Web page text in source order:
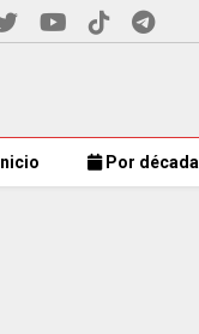
Inicio Por década